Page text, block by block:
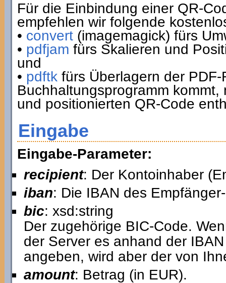
Für die Einbindung einer QR-
empfehlen wir folgende
• convert(imagemagick) fürs
• pdfjam fürs Skalieren und
und
• pdftkfürs Überlagern der
Buchhaltungsprogramm
und positionierten QR-Code
Eingabe
Eingabe-Parameter:
recipient: Der Kontoinhaber
iban: Die IBAN des
bic: xsd:string
Der zugehörige BIC-Code.
der Server es anhand der
angeben, wird aber der von
amount: Betrag (in EUR).